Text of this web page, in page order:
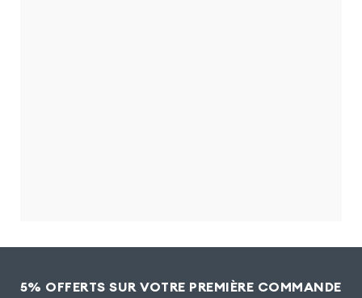
5% OFFERTS SUR VOTRE PREMIÈRE COMMANDE